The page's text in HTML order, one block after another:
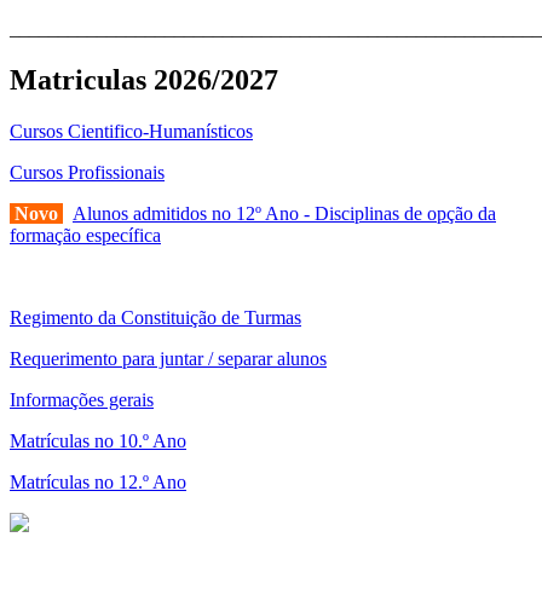
Matriculas 2026/2027
Cursos Cientifico-Humanísticos
Cursos Profissionais
Novo
Alunos admitidos no 12º Ano - Disciplinas de opção da
formação específica
Regimento da Constituição de Turmas
Requerimento para juntar / separar alunos
Informações gerais
Matrículas no 10.º Ano
Matrículas no 12.º Ano